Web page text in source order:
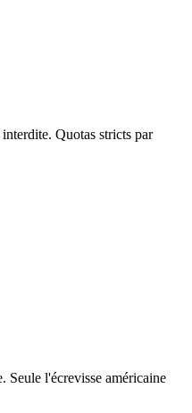
Quotas stricts par
Seule l'écrevisse américaine